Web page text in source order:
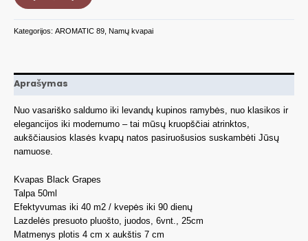
su
BLACK
Kategorijos: AROMATIC 89 Namų kvapai
Aprašymas
Nuo vasariško saldumo iki levandų kupinos ramybės, nuo klasikos ir
elegancijos iki modernumo – tai mūsų kruopščiai atrinktos,
aukščiausios klasės kvapų natos pasiruošusios suskambėti Jūsų
namuose.
Kvapas Black Grapes
Talpa 50ml
Efektyvumas iki 40 m2 / kvepės iki 90 dienų
Lazdelės presuoto pluošto, juodos, 6vnt., 25cm
Matmenys plotis 4 cm x aukštis 7 cm